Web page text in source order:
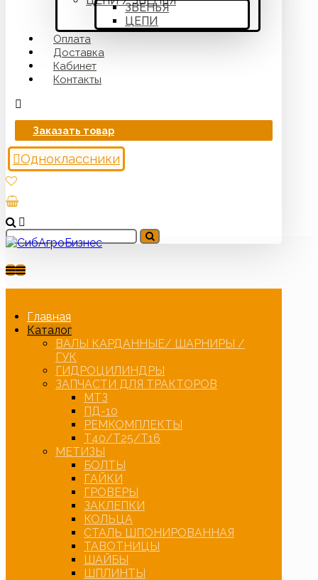
ЗВЕНЬЯ
ЦЕПИ
Оплата
Доставка
Кабинет
Контакты
Заказать товар
Одноклассники
Главная
Каталог
ВАЛЫ КАРДАННЫЕ/ ШАРНИРЫ /
ГУК
ГИДРОЦИЛИНДРЫ
ЗАПЧАСТИ ДЛЯ ТРАКТОРОВ
МТЗ
ПД-10
РЕМКОМПЛЕКТЫ
Т40/Т25/Т16
МЕТИЗЫ
БОЛТЫ
ГАЙКИ
ГРОВЕРЫ
ЗАКЛЕПКИ
КОЛЬЦА
СТАЛЬ ШПОНИРОВАННАЯ
ТАВОТНИЦЫ
ШАЙБЫ
ШПЛИНТЫ